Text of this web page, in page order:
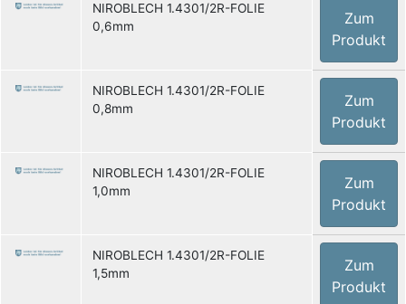
NIROBLECH 1.4301/2R-FOLIE
0,6mm
Zum
Produkt
NIROBLECH 1.4301/2R-FOLIE
0,8mm
Zum
Produkt
NIROBLECH 1.4301/2R-FOLIE
1,0mm
Zum
Produkt
NIROBLECH 1.4301/2R-FOLIE
1,5mm
Zum
Produkt